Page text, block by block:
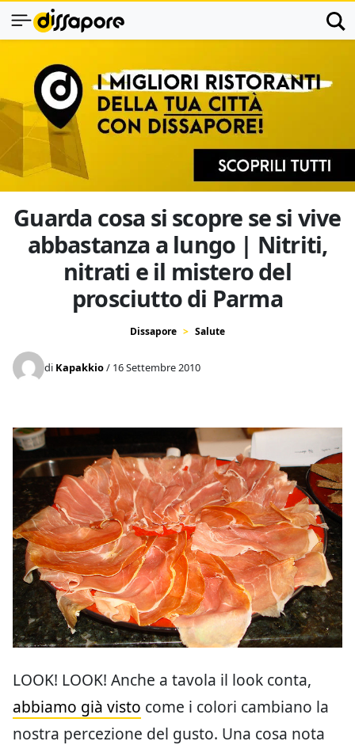
Guarda cosa si scopre se si vive
abbastanza a lungo | Nitriti,
nitrati e il mistero del
prosciutto di Parma
Dissapore Salute
di Kapakkio/ 16 Settembre 2010
LOOK! LOOK! Anche a tavola il look conta,
abbiamo già visto come i colori cambiano la
nostra percezione del gusto. Una cosa nota